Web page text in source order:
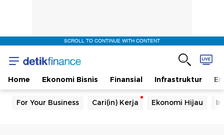
SCROLL TO CONTINUE WITH CONTENT
Home Ekonomi Bisnis Finansial Infrastruktur
For Your Business Cari(in) Kerja Ekonomi Hijau